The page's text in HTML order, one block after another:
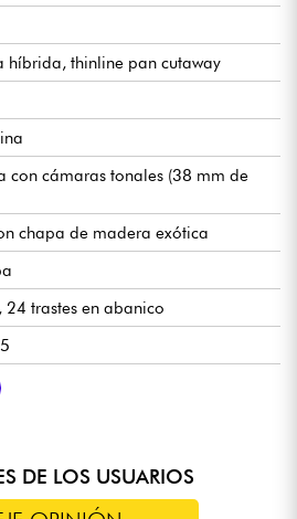
híbrida, thinline pan cutaway
con cámaras tonales (38 mm de
chapa de madera exótica
trastes en abanico
54 mm
21 mm
24,5 mmSystem de doble fuente con
piezo / transductor
cordobesa
Abasi Premium
DE LOS USUARIOS